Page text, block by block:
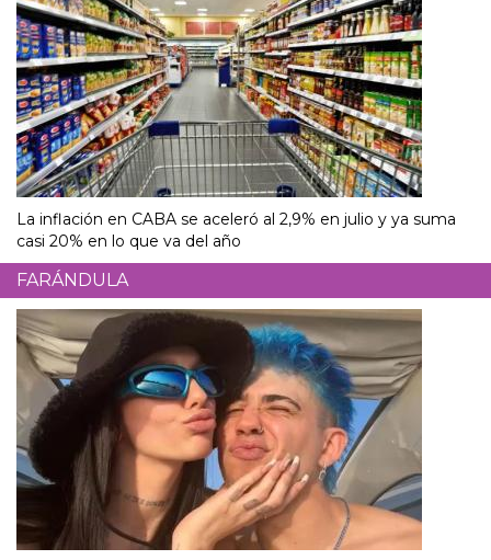
La inflación en CABA se aceleró al 2,9% en julio y ya suma
casi 20% en lo que va del año
FARÁNDULA